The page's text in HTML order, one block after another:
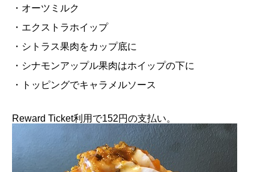
・オーツミルク
・エクストラホイップ
・シトラス果肉をカップ底に
・シナモンアップル果肉はホイップの下に
・トッピングでキャラメルソース
Reward Ticket利用で152円の支払い。